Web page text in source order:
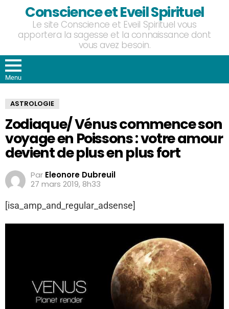
Conscience et Eveil Spirituel
Le site Conscience et Eveil Spirituel vous
apportera la sagesse et la connaissance dont
vous avez besoin.
Menu
ASTROLOGIE
Zodiaque/ Vénus commence son
voyage en Poissons : votre amour
devient de plus en plus fort
Par Eleonore Dubreuil
27 mars 2019, 8h33
[isa_amp_and_regular_adsense]